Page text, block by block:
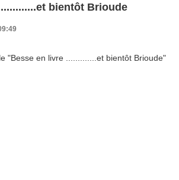
bientôt Brioude